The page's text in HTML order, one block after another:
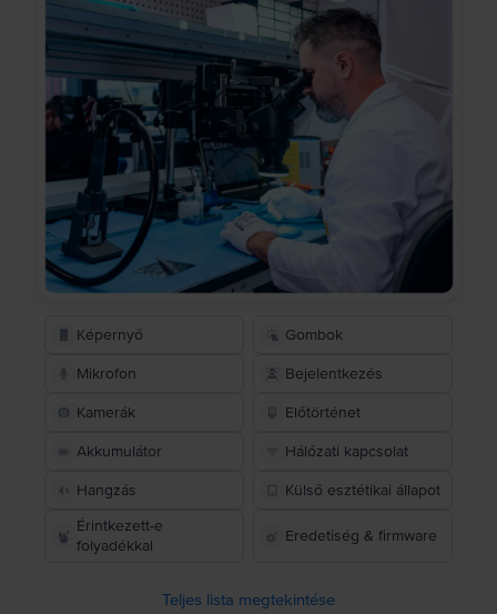
Képernyő Gombok
Mikrofon Bejelentkezés
Kamerák Előtörténet
Akkumulátor Hálózati kapcsolat
Hangzás
Külső esztétikai állapot
Érintkezett-e
folyadékkal
Eredetiség & firmware
Teljes lista megtekintése